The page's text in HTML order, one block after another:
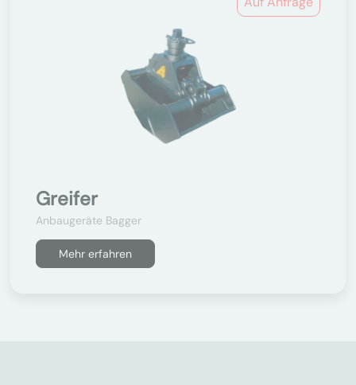
Greifer
Anbaugeräte Bagger
Mehr erfahren